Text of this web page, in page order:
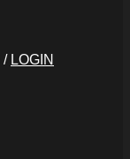
/ LOGIN